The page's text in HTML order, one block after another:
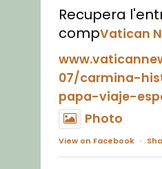
Recupera
compVatican
07/carmina-
papa-viaje-
Photo
View on Facebook ·